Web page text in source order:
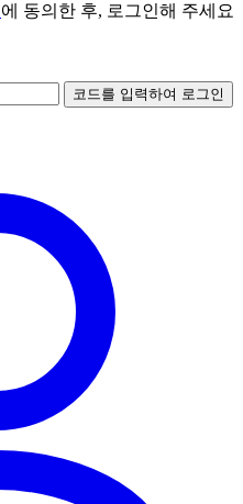
에 동의한 후, 로그인해 주세요
코드를 입력하여 로그인